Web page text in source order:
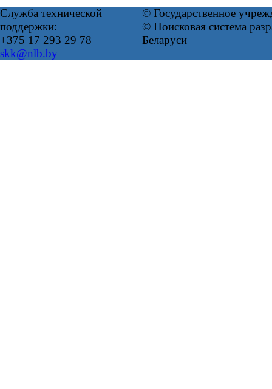
Служба технической
поддержки:
+375 17 293 29 78
skk@nlb.by
© Государственное
© Поисковая система
Беларуси